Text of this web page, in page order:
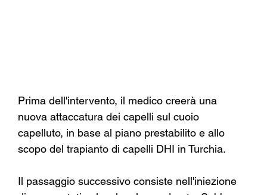
Prima dell'intervento, il medico creerà una
nuova attaccatura dei capelli sul cuoio
capelluto, in base al piano prestabilito e allo
scopo del trapianto di capelli DHI in Turchia.
Il passaggio successivo consiste nell'iniezione